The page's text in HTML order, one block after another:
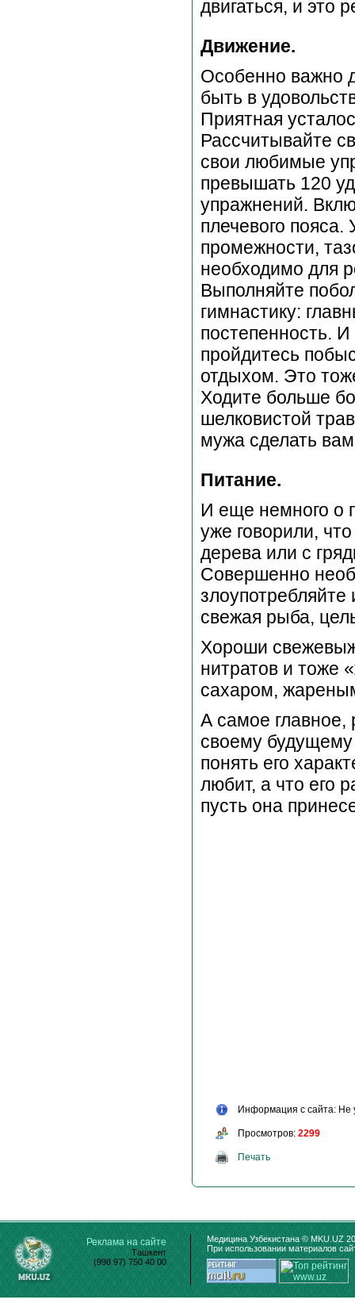
двигаться, и это
Движение.
Особенно важно
быть в
Приятная
Рассчитывайте
свои любимые
превышать 120
упражнений.
плечевого
промежности,
необходимо для
Выполняйте
гимнастику:
постепенность.
пройдитесь
отдыхом. Это
Ходите больше
шелковистой
мужа сделать
Питание.
И еще немного о
уже говорили,
дерева или с
Совершенно
злоупотребляйте
свежая рыба,
Хороши
нитратов и тоже
сахаром,
А самое главное,
своему
понять его
любит, а что его
пусть она
Информация с сайта: Не
Просмотров: 2299
Печать
Реклама на сайте
Ташкент
(998 97) 750 40 00
Медицина Узбекистана © MKU.UZ
При использовании материалов